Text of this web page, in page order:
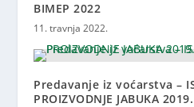
BIMEP 2022
11. travnja 2022.
Predavanje iz voćarstva –
PROIZVODNJE JABUKA 2019.